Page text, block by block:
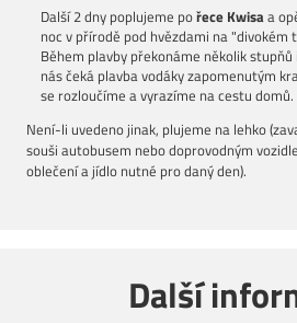
Další 2 dny poplujeme pořece Kwisaa
noc v přírodě pod hvězdami na "divokém
Během plavby překonáme několik
nás čeká plavba vodáky zapomenutým
se rozloučíme a vyrazíme na cestu domů.
Není-li uvedeno jinak, plujeme na lehko
souši autobusem nebo doprovodným
oblečení a jídlo nutné pro daný den).
Další